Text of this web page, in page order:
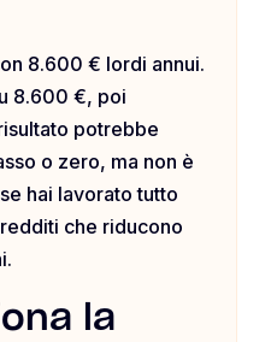
8.600 € lordi annui.
8.600 €, poi
potrebbe
o zero, ma non è
hai lavorato tutto
che riducono
la